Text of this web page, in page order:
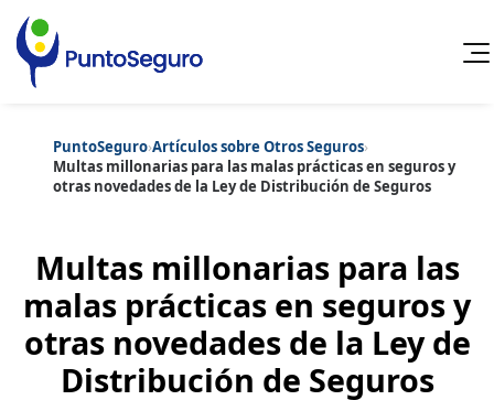
Artículos sobre Otros Seguros
Artículos sobre Seguros de Auto
Artículos sobre Seguros de Hogar
Artículos sobre Seguros de SaludContenido extra
Artículos sobre Convenios Colectivos
Artículos sobre Educación Financiera
PuntoSeguro›Artículos sobre Otros Seguros›
Multas millonarias para las malas prácticas en seguros y
otras novedades de la Ley de Distribución de Seguros
Multas millonarias para las
malas prácticas en seguros y
otras novedades de la Ley de
Distribución de Seguros